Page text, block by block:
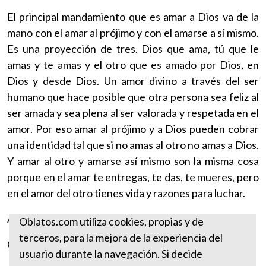
El principal mandamiento que es amar a Dios va de la
mano con el amar al prójimo y con el amarse a sí mismo.
Es una proyección de tres. Dios que ama, tú que le
amas y te amas y el otro que es amado por Dios, en
Dios y desde Dios. Un amor divino a través del ser
humano que hace posible que otra persona sea feliz al
ser amada y sea plena al ser valorada y respetada en el
amor. Por eso amar al prójimo y a Dios pueden cobrar
una identidad tal que si no amas al otro no amas a Dios.
Y amar al otro y amarse así mismo son la misma cosa
porque en el amar te entregas, te das, te mueres, pero
en el amor del otro tienes vida y razones para luchar.
Amemos, en esto se resume toda la enseñanza y la ley.
Con mi bendición:
Oblatos.com utiliza cookies, propias y de
terceros, para la mejora de la experiencia del
usuario durante la navegación. Si decide